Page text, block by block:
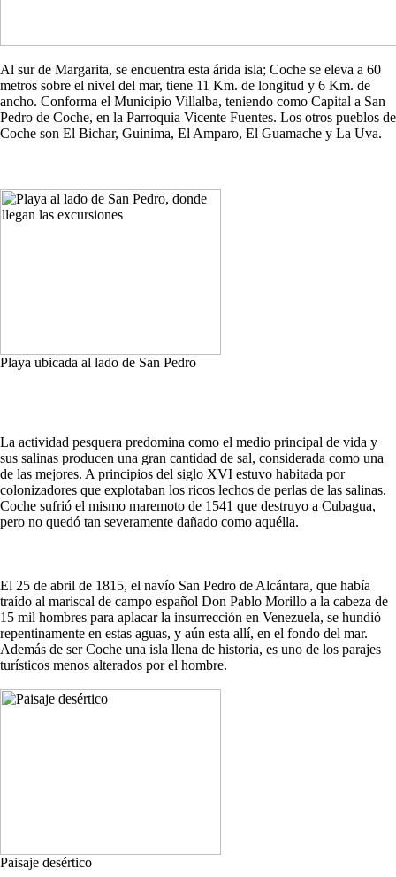
Al sur de Margarita, se encuentra esta árida isla; Coche se eleva a 60
metros sobre el nivel del mar, tiene 11 Km. de longitud y 6 Km. de
ancho. Conforma el Municipio Villalba, teniendo como Capital a San
Pedro de Coche, en la Parroquia Vicente Fuentes. Los otros pueblos de
Coche son El Bichar, Guinima, El Amparo, El Guamache y La Uva.
Playa ubicada al lado de San Pedro
La actividad pesquera predomina como el medio principal de vida y
sus salinas producen una gran cantidad de sal, considerada como una
de las mejores. A principios del siglo XVI estuvo habitada por
colonizadores que explotaban los ricos lechos de perlas de las salinas.
Coche sufrió el mismo maremoto de 1541 que destruyo a Cubagua,
pero no quedó tan severamente dañado como aquélla.
El 25 de abril de 1815, el navío San Pedro de Alcántara, que había
traído al mariscal de campo español Don Pablo Morillo a la cabeza de
15 mil hombres para aplacar la insurrección en Venezuela, se hundió
repentinamente en estas aguas, y aún esta allí, en el fondo del mar.
Además de ser Coche una isla llena de historia, es uno de los parajes
turísticos menos alterados por el hombre.
Paisaje desértico